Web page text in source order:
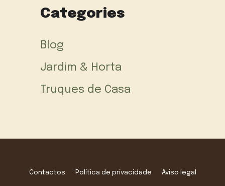
Categories
Blog
Jardim & Horta
Truques de Casa
Contactos Política de privacidade Aviso legal